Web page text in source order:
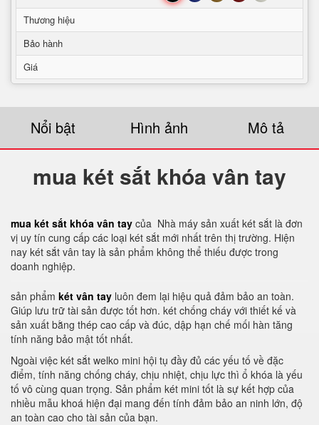
Thương hiệu
Bảo hành
Giá
Nổi bật Hình ảnh Mô tả
mua két sắt khóa vân tay
mua két sắt khóa vân tay của Nhà máy sản xuất két sắt là đơn
vị uy tín cung cấp các loại két sắt mới nhất trên thị trường. Hiện
nay két sắt vân tay là sản phẩm không thể thiếu được trong
doanh nghiệp.
sản phẩm két vân tay luôn đem lại hiệu quả đảm bảo an toàn.
Giúp lưu trữ tài sản được tốt hơn. két chống cháy với thiết kế và
sản xuất bằng thép cao cấp và đúc, dập hạn chế mối hàn tăng
tính năng bảo mật tốt nhất.
Ngoài việc két sắt welko mini hội tụ đầy đủ các yếu tố về đặc
điểm, tính năng chống cháy, chịu nhiệt, chịu lực thì ổ khóa là yếu
tố vô cùng quan trọng. Sản phẩm két mini tốt là sự kết hợp của
nhiều mẫu khoá hiện đại mang đến tính đảm bảo an ninh lớn, độ
an toàn cao cho tài sản của bạn.